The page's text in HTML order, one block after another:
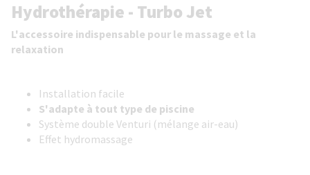
Hydrothérapie - Turbo Jet
L'accessoire indispensable pour le massage et la
relaxation
Installation facile
S'adapte à tout type de piscine
Système double Venturi (mélange air-eau)
Effet hydromassage